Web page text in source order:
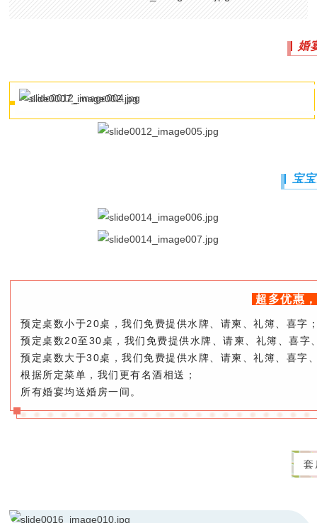
婚
宝
超多优惠
预定桌数小于20桌，我们免费提供水牌、请柬、礼簿、喜字
预定桌数20至30桌，我们免费提供水牌、请柬、礼簿、喜字
预定桌数大于30桌，我们免费提供水牌、请柬、礼簿、喜字
根据所定菜单，我们更有名酒相送；
所有婚宴均送婚房一间。
套